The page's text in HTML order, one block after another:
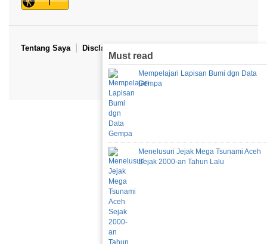
Tentang Saya Disclaimers
TOP
Must read
Mempelajari Lapisan Bumi dgn Data
Gempa
Menelusuri Jejak Mega Tsunami Aceh
Sejak 2000-an Tahun Lalu